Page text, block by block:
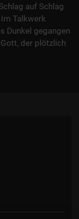
auf Schlag
Talkwerk
Dunkel gegangen
der plötzlich